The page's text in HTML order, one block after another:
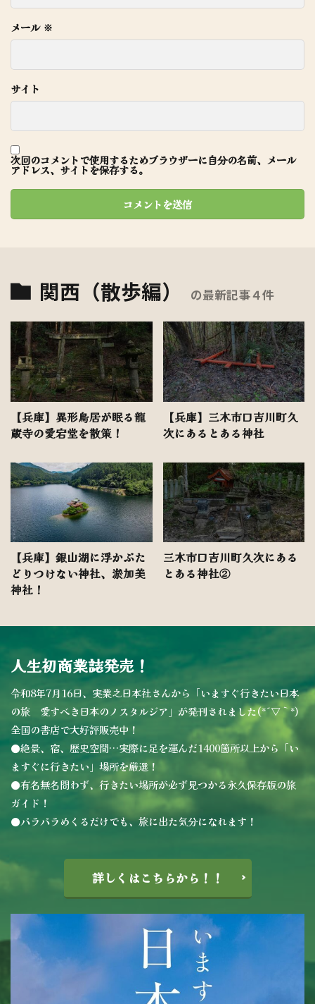
メール ※
サイト
次回のコメントで使用するためブラウザーに自分の名前、メール
アドレス、サイトを保存する。
関西（散歩編） の最新記事４件
【兵庫】異形鳥居が眠る龍
蔵寺の愛宕堂を散策！
【兵庫】三木市口吉川町久
次にあるとある神社
【兵庫】銀山湖に浮かぶた
どりつけない神社、淤加美
神社！
三木市口吉川町久次にある
とある神社②
人生初商業誌発売！
令和8年7月16日、実業之日本社さんから「いますぐ行きたい日本
の旅 愛すべき日本のノスタルジア」が発刊されました(*´▽｀*)
全国の書店で大好評販売中！
●絶景、宿、歴史空間…実際に足を運んだ1400箇所以上から「い
ますぐに行きたい」場所を厳選！
●有名無名問わず、行きたい場所が必ず見つかる永久保存版の旅
ガイド！
●パラパラめくるだけでも、旅に出た気分になれます！
詳しくはこちらから！！